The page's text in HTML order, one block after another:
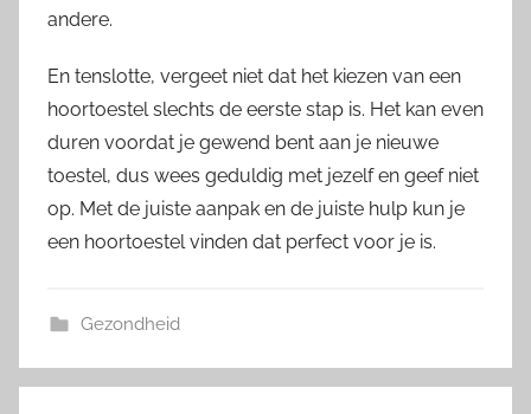
andere.
En tenslotte, vergeet niet dat het kiezen van een
hoortoestel slechts de eerste stap is. Het kan even
duren voordat je gewend bent aan je nieuwe
toestel, dus wees geduldig met jezelf en geef niet
op. Met de juiste aanpak en de juiste hulp kun je
een hoortoestel vinden dat perfect voor je is.
Gezondheid